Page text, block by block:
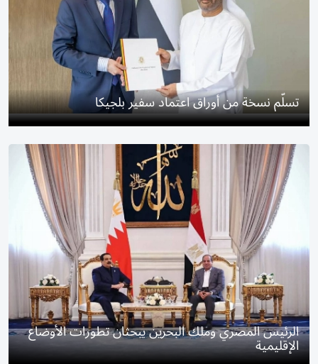
تسلّم نسخة من أوراق اعتماد سفير بلجيكا
الرئيس المصري وملك البحرين يبحثان تطورات الأوضاع
الإقليمية